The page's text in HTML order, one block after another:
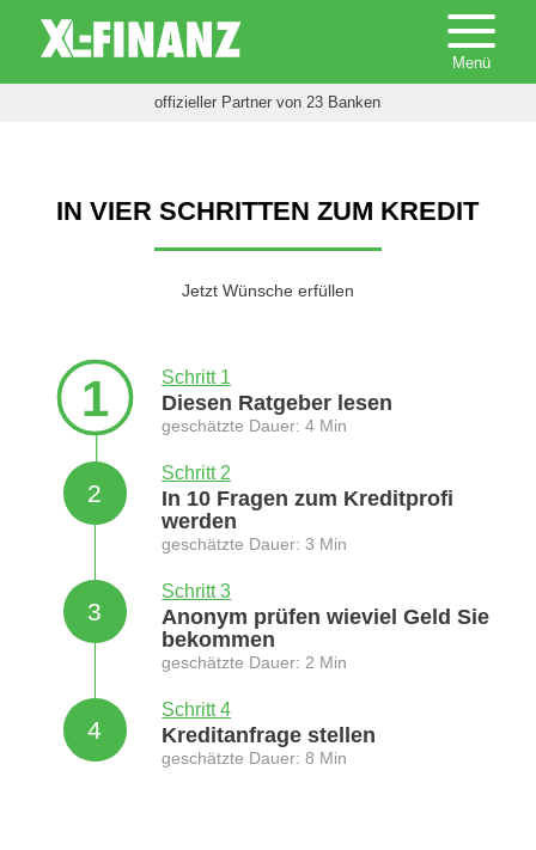
offizieller Partner von 23 Banken
IN VIER SCHRITTEN ZUM KREDIT
Jetzt Wünsche erfüllen
1 Schritt 1
Diesen Ratgeber lesen
geschätzte Dauer: 4 Min
2
Schritt 2
In 10 Fragen zum Kreditprofi
werden
geschätzte Dauer: 3 Min
3
Schritt 3
Anonym prüfen wieviel Geld Sie
bekommen
geschätzte Dauer: 2 Min
4
Schritt 4
Kreditanfrage stellen
geschätzte Dauer: 8 Min